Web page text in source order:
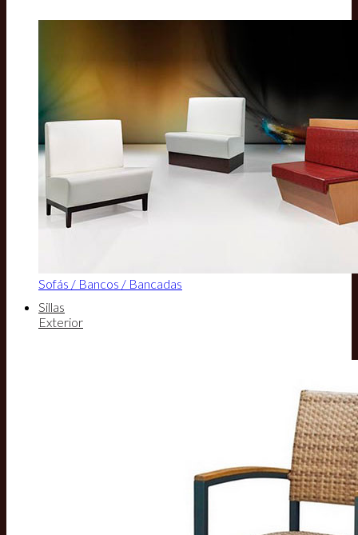
Sofás / Bancos / Bancadas
Sillas
Exterior